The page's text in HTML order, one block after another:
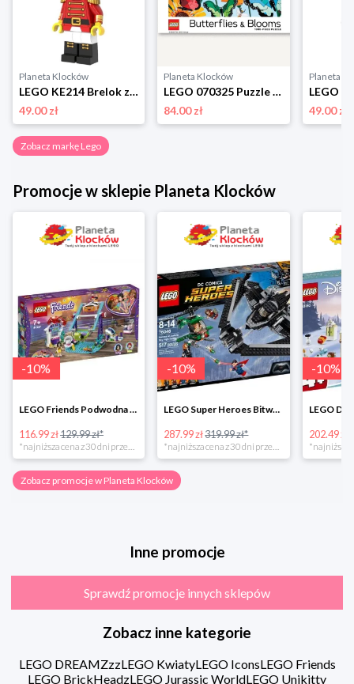
Planeta Klocków
LEGO KE214 Brelok z latarką Dziadek do orzechów Lego
49.00 zł
Planeta Klocków
LEGO 070325 Puzzle Butterflies & Blooms (1000 elementów) Lego
84.00 zł
Planeta
49.00 zł
Zobacz markę Lego
Promocje w sklepie Planeta Klocków
-10%
LEGO Friends Podwodna Frajda w super cenie
116.99 zł129.99 zł*
*najniższa cena z 30 dni przed obniżką
-10%
LEGO Super Heroes Bitwa powietrzna w super cenie
287.99 zł319.99 zł*
*najniższa cena z 30 dni przed obniżką
-10%
202.49 zł
Zobacz promocje w Planeta Klocków
Inne promocje
Sprawdź promocje innych sklepów
Zobacz inne kategorie
LEGO DREAMZzzLEGO KwiatyLEGO IconsLEGO Friends
LEGO BrickHeadzLEGO Jurassic WorldLEGO Unikitty